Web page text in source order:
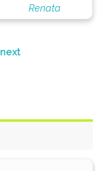
Renata
next